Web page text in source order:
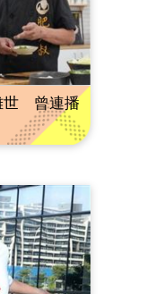
世 曾連播